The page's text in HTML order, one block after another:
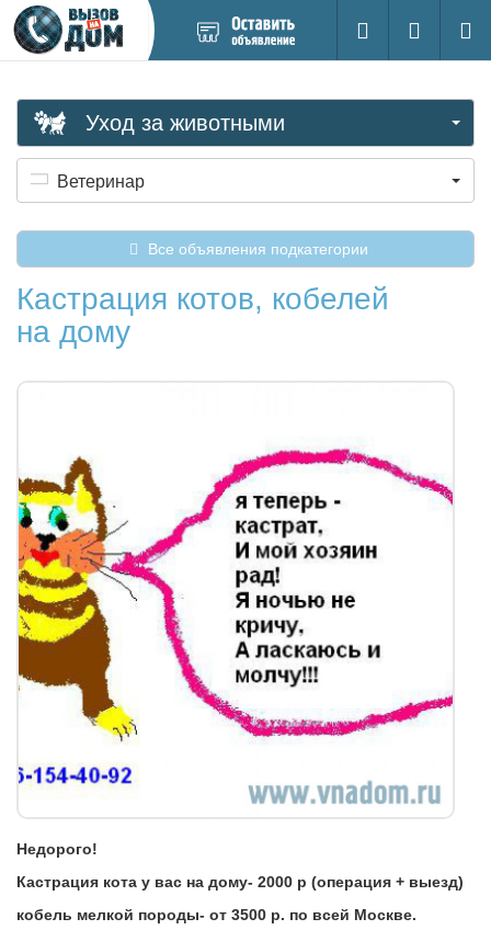
новое
Поиск
Вход на
Уход за животными
Ветеринар
Все объявления подкатегории
Кастрация котов, кобелей
на дому
Недорого!
Кастрация кота у вас на дому- 2000 р (операция + выезд)
кобель мелкой породы- от 3500 р. по всей Москве.